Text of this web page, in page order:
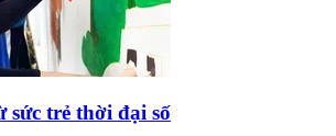
trẻ thời đại số